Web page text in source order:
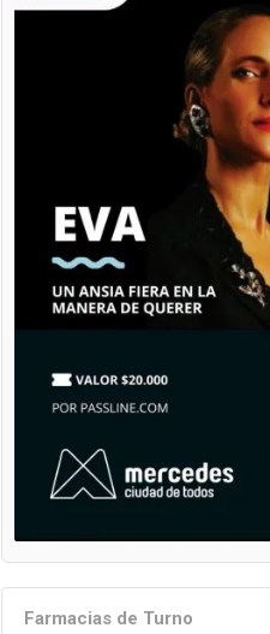
Farmacias de Turno